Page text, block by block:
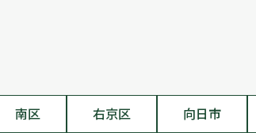
南区 右京区 向日市